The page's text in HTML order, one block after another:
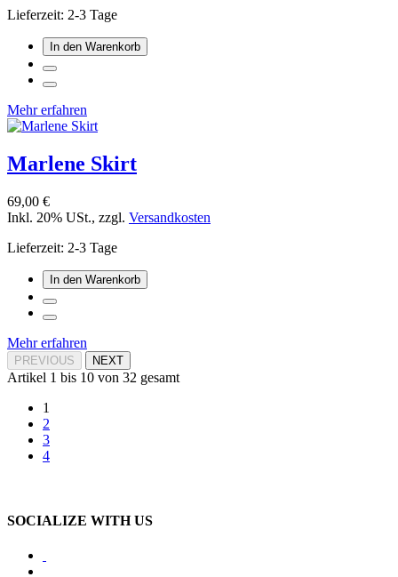
Lieferzeit: 2-3 Tage
In den Warenkorb
Mehr erfahren
Marlene Skirt
69,00 €
Inkl. 20% USt., zzgl. Versandkosten
Lieferzeit: 2-3 Tage
In den Warenkorb
Mehr erfahren
PREVIOUS NEXT
Artikel 1 bis 10 von 32 gesamt
1
2
3
4
SOCIALIZE WITH US